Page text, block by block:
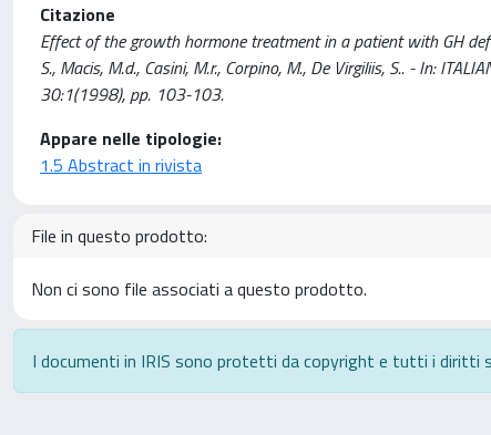
Citazione
Effect of the growth hormone treatment in a patient with GH
S., Macis, M.d., Casini, M.r., Corpino, M., De Virgiliis, S.. - In:
30:1(1998), pp. 103-103.
Appare nelle tipologie:
1.5 Abstract in rivista
File in questo prodotto:
Non ci sono file associati a questo prodotto.
I documenti in IRIS sono protetti da copyright e tutti i diritti